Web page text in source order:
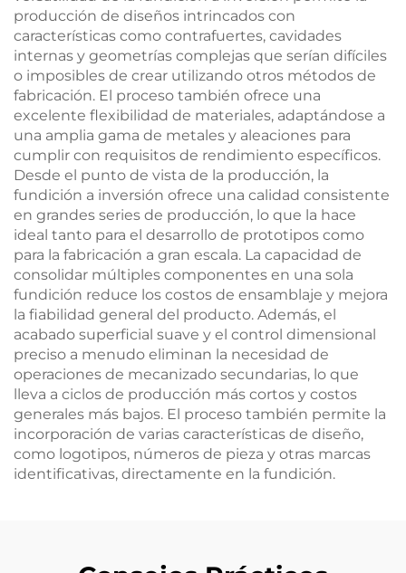
producción de diseños intrincados con
características como contrafuertes, cavidades
internas y geometrías complejas que serían difíciles
o imposibles de crear utilizando otros métodos de
fabricación. El proceso también ofrece una
excelente flexibilidad de materiales, adaptándose a
una amplia gama de metales y aleaciones para
cumplir con requisitos de rendimiento específicos.
Desde el punto de vista de la producción, la
fundición a inversión ofrece una calidad consistente
en grandes series de producción, lo que la hace
ideal tanto para el desarrollo de prototipos como
para la fabricación a gran escala. La capacidad de
consolidar múltiples componentes en una sola
fundición reduce los costos de ensamblaje y mejora
la fiabilidad general del producto. Además, el
acabado superficial suave y el control dimensional
preciso a menudo eliminan la necesidad de
operaciones de mecanizado secundarias, lo que
lleva a ciclos de producción más cortos y costos
generales más bajos. El proceso también permite la
incorporación de varias características de diseño,
como logotipos, números de pieza y otras marcas
identificativas, directamente en la fundición.